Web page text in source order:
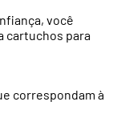
você
cartuchos para
correspondam à